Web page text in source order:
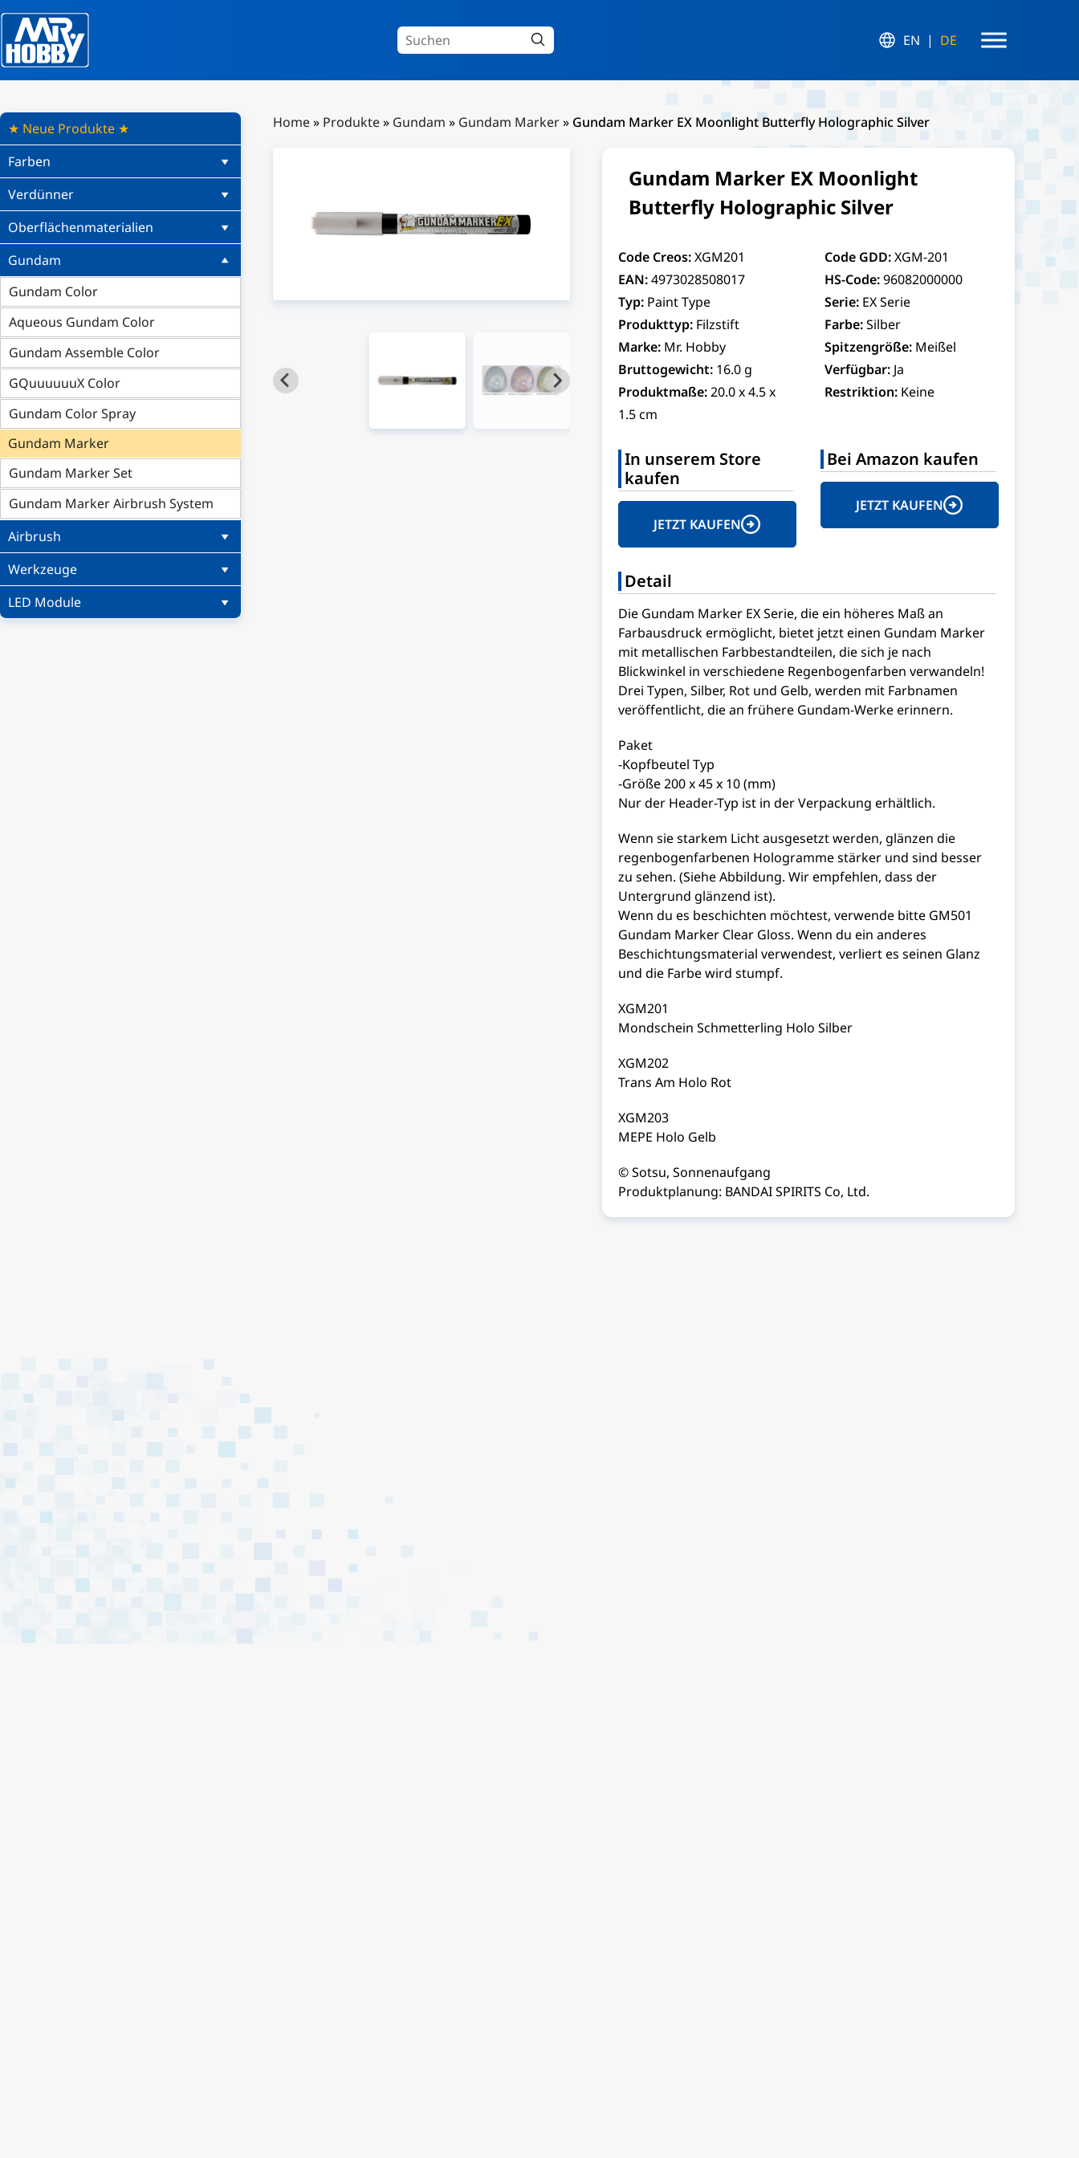
EN DE
★ Neue Produkte ★
Farben
Verdünner
Oberflächenmaterialien
Gundam
Gundam Color
Aqueous Gundam Color
Gundam Assemble Color
GQuuuuuuX Color
Gundam Color Spray
Gundam Marker
Gundam Marker Set
Gundam Marker Airbrush System
Airbrush
Werkzeuge
LED Module
Home» Produkte» Gundam » Gundam Marker» Gundam Marker EX Moonlight Butterfly Holographic Silver
Gundam Marker EX Moonlight
Butterfly Holographic Silver
Code Creos: XGM201 Code GDD:XGM-201
EAN: 4973028508017 HS-Code:96082000000
Typ: Paint Type Serie: EX Serie
Produkttyp: Filzstift Farbe:Silber
Marke: Mr. Hobby Spitzengröße: Meißel
Bruttogewicht: 16.0 g Verfügbar: Ja
Produktmaße: 20.0 x 4.5 x
1.5 cm
Restriktion: Keine
In unserem Store
kaufen
JETZT KAUFEN
Bei Amazon kaufen
JETZT KAUFEN
Detail
Die Gundam Marker EX Serie, die ein höheres Maß an
Farbausdruck ermöglicht, bietet jetzt einen Gundam Marker
mit metallischen Farbbestandteilen, die sich je nach
Blickwinkel in verschiedene Regenbogenfarben verwandeln!
Drei Typen, Silber, Rot und Gelb, werden mit Farbnamen
veröffentlicht, die an frühere Gundam-Werke erinnern.
Paket
-Kopfbeutel Typ
-Größe 200 x 45 x 10 (mm)
Nur der Header-Typ ist in der Verpackung erhältlich.
Wenn sie starkem Licht ausgesetzt werden, glänzen die
regenbogenfarbenen Hologramme stärker und sind besser
zu sehen. (Siehe Abbildung. Wir empfehlen, dass der
Untergrund glänzend ist).
Wenn du es beschichten möchtest, verwende bitte GM501
Gundam Marker Clear Gloss. Wenn du ein anderes
Beschichtungsmaterial verwendest, verliert es seinen Glanz
und die Farbe wird stumpf.
XGM201
Mondschein Schmetterling Holo Silber
XGM202
Trans Am Holo Rot
XGM203
MEPE Holo Gelb
© Sotsu, Sonnenaufgang
Produktplanung: BANDAI SPIRITS Co, Ltd.